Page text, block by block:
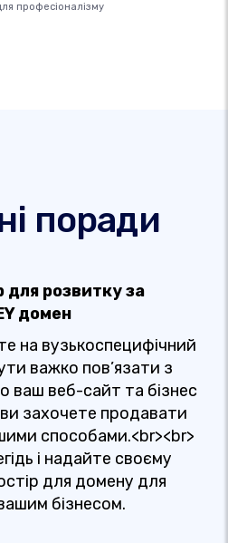
професіоналізму
поради
для розвитку за
домен
на вузькоспецифічний
важко пов’язати з
ваш веб-сайт та бізнес
захочете продавати
способами.<br><br>
і надайте своєму
для домену для
бізнесом.